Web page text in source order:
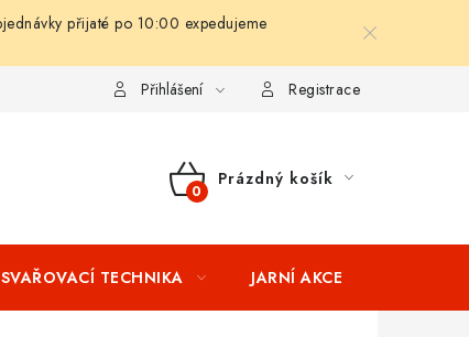
přijaté po 10:00 expedujeme
Splátkový prodej Tabulka velikostí oblečení
Přihlášení Registrace
NÁKUPNÍ
Prázdný košík
SVAŘOVACÍ TECHNIKA JARNÍ AKCE